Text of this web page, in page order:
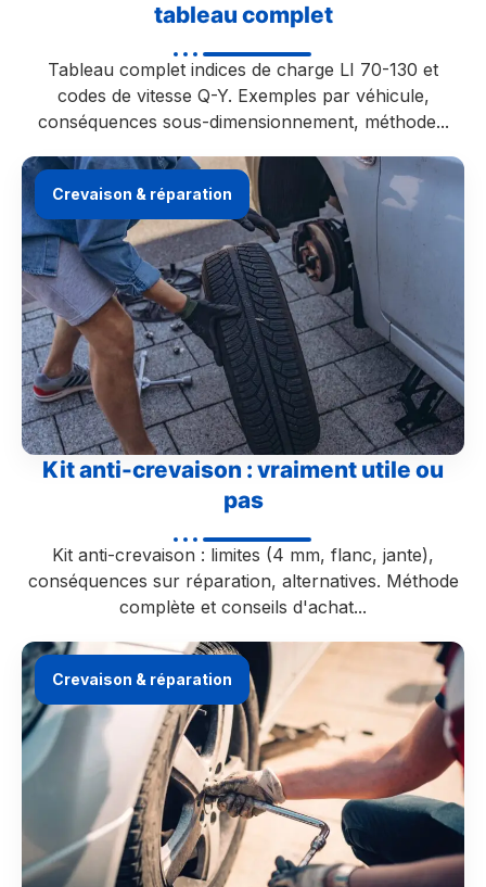
tableau complet
Tableau complet indices de charge LI 70-130 et
codes de vitesse Q-Y. Exemples par véhicule,
conséquences sous-dimensionnement, méthode...
Crevaison & réparation
Kit anti-crevaison : vraiment utile ou
pas
Kit anti-crevaison : limites (4 mm, flanc, jante),
conséquences sur réparation, alternatives. Méthode
complète et conseils d'achat...
Crevaison & réparation